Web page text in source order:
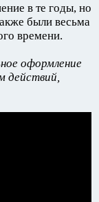
в те годы, но
были весьма
времени.
оформление
действий,